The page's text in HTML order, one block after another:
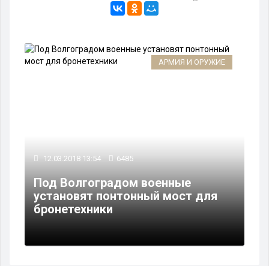
АРМИЯ И ОРУЖИЕ
12.03.2018 13:54 6485
Под Волгоградом военные
установят понтонный мост для
бронетехники